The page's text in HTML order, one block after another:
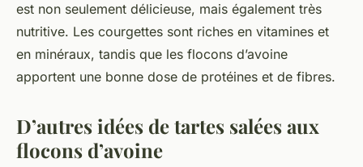
est non seulement délicieuse, mais également très
nutritive. Les courgettes sont riches en vitamines et
en minéraux, tandis que les flocons d’avoine
apportent une bonne dose de protéines et de fibres.
D’autres idées de tartes salées aux
flocons d’avoine